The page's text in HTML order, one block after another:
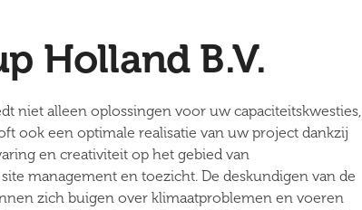
Holland B.V.
niet alleen oplossingen voor uw capaciteitskwesties,
ook een optimale realisatie van uw project dankzij
en creativiteit op het gebied van
management en toezicht. De deskundigen van de
zich buigen over klimaatproblemen en voeren